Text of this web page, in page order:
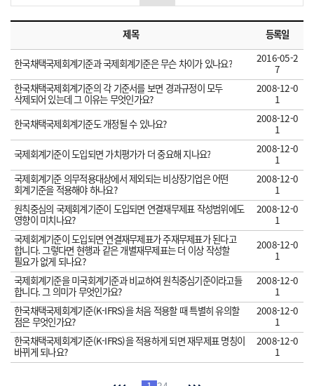
제목 등록일
한국채택국제회계기준과 국제회계기준은 무슨 차이가 있나요?
2016-05-2
7
한국채택국제회계기준의 각 기준서를 보면 경과규정이 모두
삭제되어 있는데 그 이유는 무엇인가요?
2008-12-0
1
한국채택국제회계기준도 개정될 수 있나요?
2008-12-0
1
국제회계기준이 도입되면 가치평가가 더 중요해 지나요?
2008-12-0
1
국제회계기준 의무적용대상에서 제외되는 비상장기업은 어떤
회계기준을 적용해야 하나요?
2008-12-0
1
원칙중심의 국제회계기준이 도입되면 연결재무제표 작성범위에도
영향이 미치나요?
2008-12-0
1
국제회계기준이 도입되면 연결재무제표가 주재무제표가 된다고
합니다. 그렇다면 현행과 같은 개별재무제표는 더 이상 작성할
필요가 없게 되나요?
2008-12-0
1
국제회계기준을 미국회계기준과 비교하여 원칙중심기준이라고들
합니다. 그 의미가 무엇인가요?
2008-12-0
1
한국채택국제회계기준(K-IFRS)을 처음 적용할 때 특별히 유의할
점은 무엇인가요?
2008-12-0
1
한국채택국제회계기준(K-IFRS)을 적용하게 되면 재무제표 명칭이
바뀌게 되나요?
2008-12-0
1